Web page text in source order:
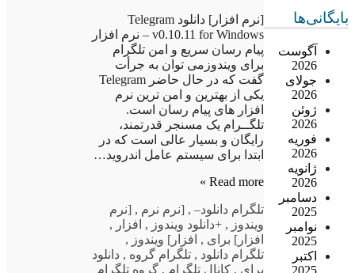
بایگانی‌ها
آگوست
2026
جولای
2026
ژوئن
2026
فوریه
2026
ژانویه
2026
دسامبر
2025
نوامبر
2025
اکتبر
[نرم افزار] دانلود Telegram
v0.10.11 for Windows – نرم افزار
پیام رسان سریع و امن تلگرام
برای ویندوزمی توان به جرأت
گفت که در حال حاضر Telegram
یکی از بهترین و امن ترین نرم
افزار های پیام رسان است.
تلگــرام یک مسنجر قدرتمند،
رایگان و بسیار عالی است که در
ابتدا برای سیستم عامل اندروید…
Read more »
تلگرام دانلود–
, [نرم نرم , [نرم
ویندوز , +دانلود ویندوز , افزار ,
افزار] برای , افزار] ویندوز ,
تلگرام دانلود , تلگرام گروه , دانلود
برای , کانال تلگرام , گروه تلگرام